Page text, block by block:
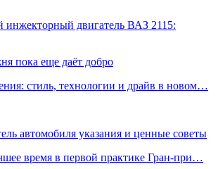
инжекторный двигатель ВАЗ 2115:
пока еще даёт добро
стиль, технологии и драйв в новом…
автомобиля указания и ценные советы
время в первой практике Гран‑при…